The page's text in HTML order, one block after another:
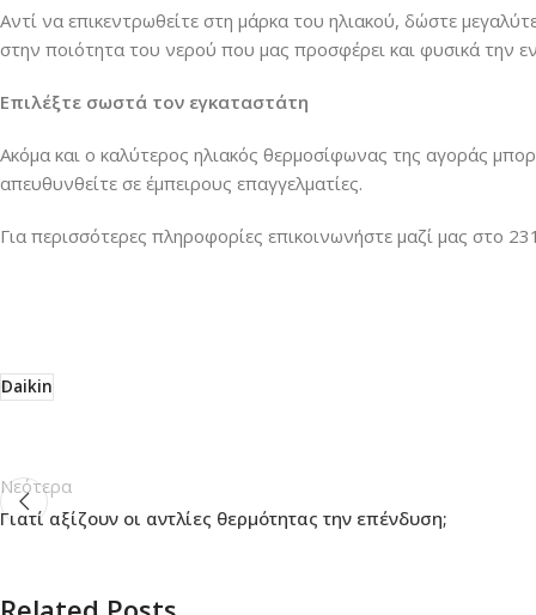
Αντί να επικεντρωθείτε στη μάρκα του ηλιακού, δώστε
στην ποιότητα του νερού που μας προσφέρει και φυσικά την
Επιλέξτε σωστά τον εγκαταστάτη
Ακόμα και ο καλύτερος ηλιακός θερμοσίφωνας της αγοράς
απευθυνθείτε σε έμπειρους επαγγελματίες.
Για περισσότερες πληροφορίες επικοινωνήστε μαζί μας στο
Daikin
Νεότερα
Γιατί αξίζουν οι αντλίες θερμότητας την επένδυση;